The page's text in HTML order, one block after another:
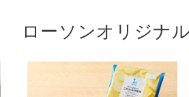
ローソンオリジナ